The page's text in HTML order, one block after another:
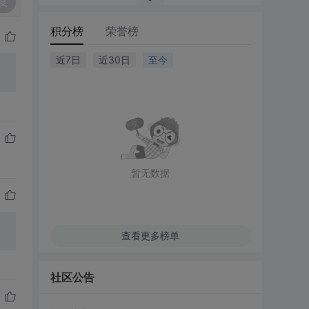
积分榜 荣誉榜
近7日 近30日 至今
暂无数据
查看更多榜单
社区公告